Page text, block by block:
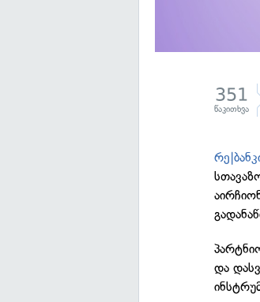
351
წაკითხვა
და